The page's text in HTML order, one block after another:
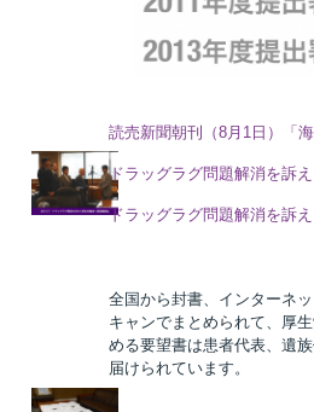
読売新聞朝刊（8月1日）「
ドラッグラグ問題解消を訴
ドラッグラグ問題解消を訴
全国から封書、インターネ
キャンでまとめられて、厚
める要望書は患者代表、遺
届けられています。